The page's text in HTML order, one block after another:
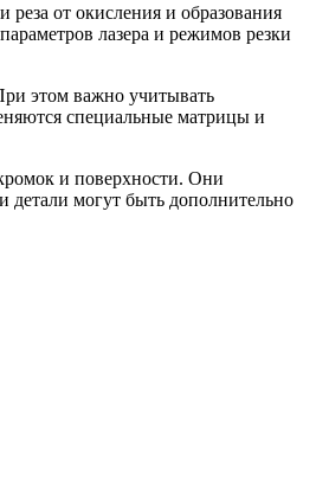
от окисления и образования
лазера и режимов резки
этом важно учитывать
специальные матрицы и
и поверхности. Они
могут быть дополнительно